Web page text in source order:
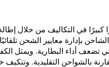
المتحدة/
إصلاح للسيارات
ببطاريات LifePO4
كبيرًا في التكاليف من
بإدارة معايير الشحن
تضعف أداء البطارية. ويمثل
بالشواحن التقليدية.